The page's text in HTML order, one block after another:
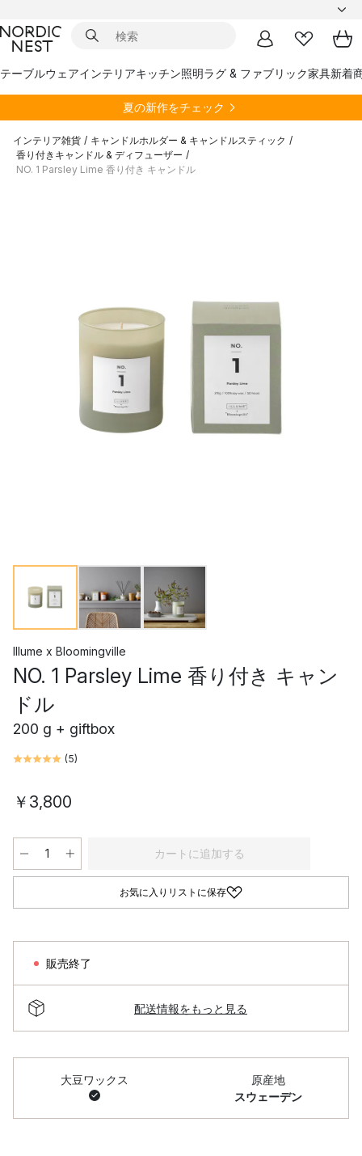
テーブルウェアインテリアキッチン照明ラグ & ファブリック家具新着
夏の新作をチェック
インテリア雑貨 / キャンドルホルダー & キャンドルスティック /
香り付きキャンドル & ディフューザー /
NO. 1 Parsley Lime 香り付き キャンドル
Illume x Bloomingville
NO. 1 Parsley Lime 香り付き キャン
ドル
200 g + giftbox
(5)
￥3,800
カートに追加する
お気に入りリストに保存
販売終了
配送情報をもっと見る
大豆ワックス
原産地
スウェーデン